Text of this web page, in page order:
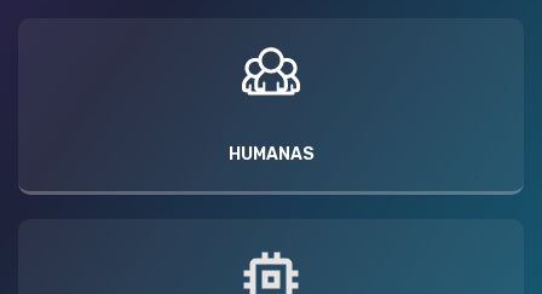
HUMANAS